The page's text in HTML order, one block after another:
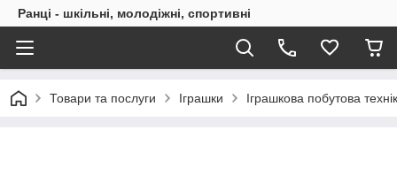
Ранці - шкільні, молодіжні, спортивні
Товари та послуги Іграшки Іграшкова побутова